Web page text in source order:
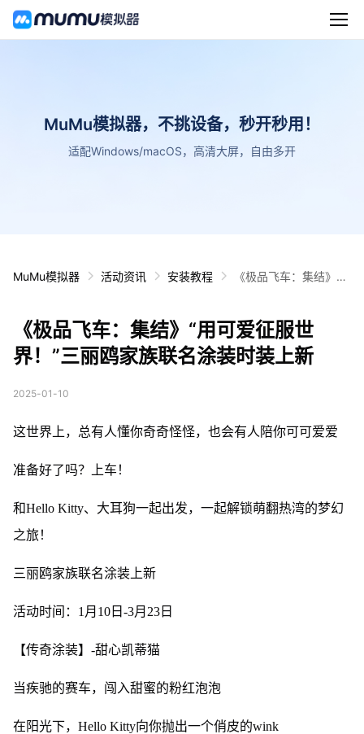
MuMu模拟器，不挑设备，秒开秒用！
适配Windows/macOS，高清大屏，自由多开
MuMu模拟器 活动资讯 安装教程
《极品飞车：集结》
上新
《极品飞车：集结》“用可爱征服世
界！”三丽鸥家族联名涂装时装上新
2025-01-10
这世界上，总有人懂你奇奇怪怪，也会有人陪你可可爱爱
准备好了吗？上车！
和Hello Kitty、大耳狗一起出发，一起解锁萌翻热湾的梦幻
之旅！
三丽鸥家族联名涂装上新
活动时间：1月10日-3月23日
【传奇涂装】-甜心凯蒂猫
当疾驰的赛车，闯入甜蜜的粉红泡泡
在阳光下，Hello Kitty向你抛出一个俏皮的wink